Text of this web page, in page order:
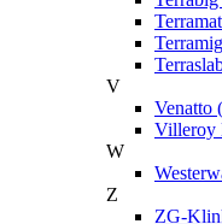
V
Venatto
Villeroy
W
Z
ZG-